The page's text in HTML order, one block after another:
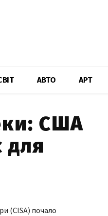
АВТО АРТ
США
для
(CISA) почало